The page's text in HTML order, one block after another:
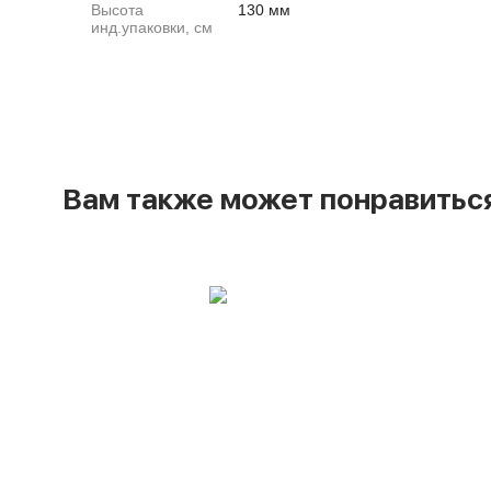
Высота
инд.упаковки, см
130 мм
Вам также может